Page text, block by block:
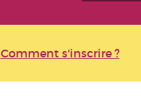
Comment s'inscrire ?